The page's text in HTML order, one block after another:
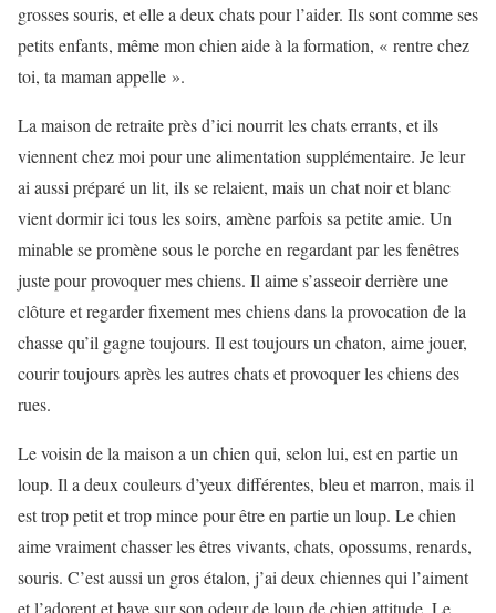
grosses souris, et elle a deux chats pour l’aider. Ils sont comme ses
petits enfants, même mon chien aide à la formation, « rentre chez
toi, ta maman appelle ».
La maison de retraite près d’ici nourrit les chats errants, et ils
viennent chez moi pour une alimentation supplémentaire. Je leur
ai aussi préparé un lit, ils se relaient, mais un chat noir et blanc
vient dormir ici tous les soirs, amène parfois sa petite amie. Un
minable se promène sous le porche en regardant par les fenêtres
juste pour provoquer mes chiens. Il aime s’asseoir derrière une
clôture et regarder fixement mes chiens dans la provocation de la
chasse qu’il gagne toujours. Il est toujours un chaton, aime jouer,
courir toujours après les autres chats et provoquer les chiens des
rues.
Le voisin de la maison a un chien qui, selon lui, est en partie un
loup. Il a deux couleurs d’yeux différentes, bleu et marron, mais il
est trop petit et trop mince pour être en partie un loup. Le chien
aime vraiment chasser les êtres vivants, chats, opossums, renards,
souris. C’est aussi un gros étalon, j’ai deux chiennes qui l’aiment
et l’adorent et bave sur son odeur de loup de chien attitude. Le